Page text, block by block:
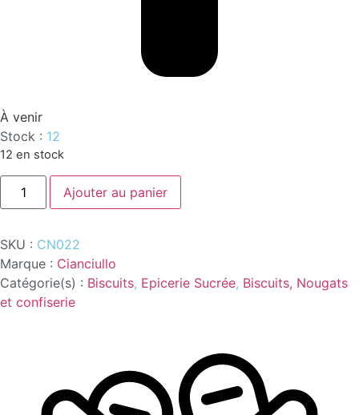
À venir
Stock : 12
12 en stock
quantité
PANZEROTTI
CIANCIULLO
Ajouter au panier
SKU : CN022
Marque : Cianciullo
Catégorie(s) : Biscuits, Epicerie Sucrée, Biscuits, Nougats
et confiserie